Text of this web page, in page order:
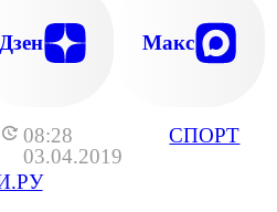
08:28
03.04.2019
СПОРТ
Дзен Макс